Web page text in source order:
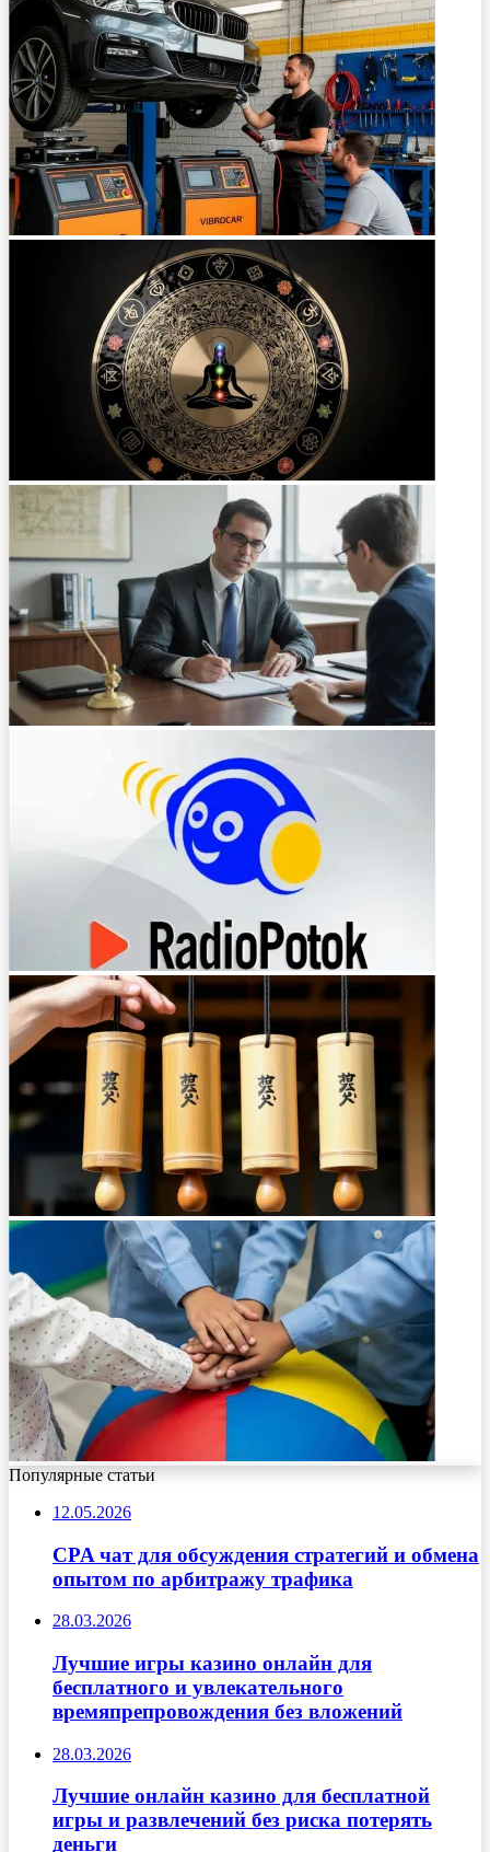
Популярные статьи
12.05.2026
CPA чат для обсуждения стратегий и обмена
опытом по арбитражу трафика
28.03.2026
Лучшие игры казино онлайн для
бесплатного и увлекательного
времяпрепровождения без вложений
28.03.2026
Лучшие онлайн казино для бесплатной
игры и развлечений без риска потерять
деньги